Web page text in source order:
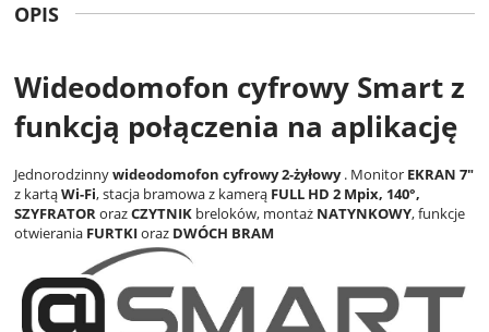
OPIS
Wideodomofon cyfrowy Smart z
funkcją połączenia na aplikację
Jednorodzinnywideodomofon cyfrowy 2-żyłowy. Monitor EKRAN 7"
z kartąWi-Fi, stacja bramowa z kamerą FULL HD 2 Mpix, 140°,
SZYFRATORorazCZYTNIK breloków, montaż NATYNKOWY, funkcje
otwierania FURTKIoraz DWÓCH BRAM